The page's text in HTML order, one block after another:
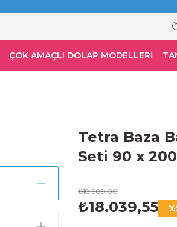
ÇOK AMAÇLI DOLAP MODELLERİ
Tetra Baza
Seti 90 x
₺18.989,00
₺18.039,55